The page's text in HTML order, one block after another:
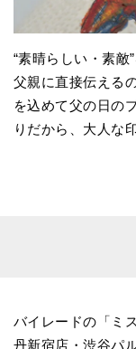
“素晴らしい・素敵
父親に直接伝える
を込めて父の日の
りだから、大人な
バイレードの「ミ
丹新宿店・渋谷パ